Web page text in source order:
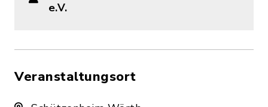
e.V.
Veranstaltungsort